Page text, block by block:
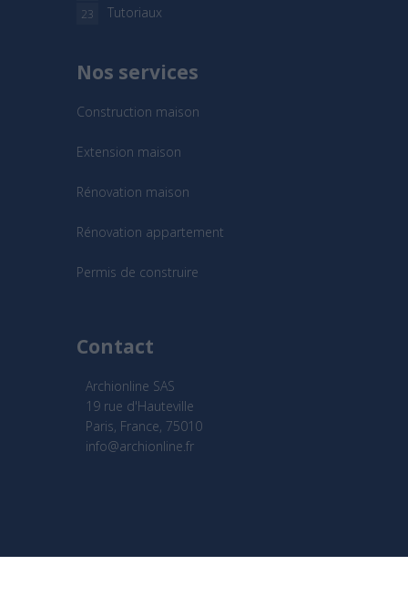
Tutoriaux
23
Nos services
Construction maison
Extension maison
Rénovation maison
Rénovation appartement
Permis de construire
Contact
Archionline SAS
19 rue d'Hauteville
Paris, France, 75010
info@archionline.fr